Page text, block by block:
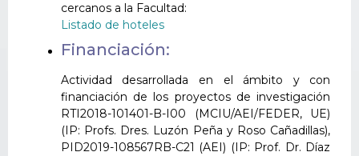
cercanos a la Facultad:
Listado de hoteles
Financiación:
Actividad desarrollada en el ámbito y con
financiación de los proyectos de investigación
RTI2018-101401-B-I00 (MCIU/AEI/FEDER, UE)
(IP: Profs. Dres. Luzón Peña y Roso Cañadillas),
PID2019-108567RB-C21 (AEI) (IP: Prof. Dr. Díaz